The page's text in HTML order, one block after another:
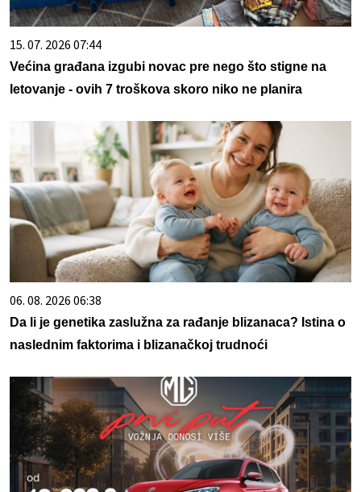
15. 07. 2026 07:44
Većina građana izgubi novac pre nego što stigne na
letovanje - ovih 7 troškova skoro niko ne planira
06. 08. 2026 06:38
Da li je genetika zaslužna za rađanje blizanaca? Istina o
naslednim faktorima i blizanačkoj trudnoći